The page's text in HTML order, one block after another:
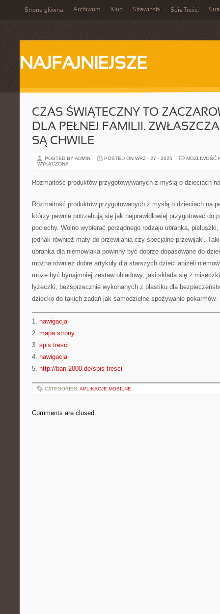
Strona główna Archiwum Klub Skawinski Spis Treści
NAJFAJNIEJSZE
CZAS ŚWIĄTECZNY TO
DLA PEŁNEJ FAMILII.
SĄ CHWILE
POSTED BY ADMIN POSTED ON WRZ - 27 - 2025
MOŻLIWOŚĆ
WYŁĄCZONA
Rozmaitość produktów przygotowywanych z myślą o dzieciach
Rozmaitość produktów przygotowanych z myślą o dzieciach na
którzy pewnie potrzebują się jak najprawidłowiej przygotować do
pociechy. Wolno wybierać porządnego rodzaju ubranka,
jednak również maty do przewijania czy specjalne przewijaki.
ubranka dla niemowlaka powinny być dobrze dopasowane do
można również dobre artykuły dla starszych dzieci aniżeli
może być bynajmniej zestaw obiadowy, jaki składa się z
łyżeczki, bezsprzecznie wykonanych z plastiku dla
dziecko do takich zadań jak samodzielne spożywanie pokarmów.
1. nawigacja
2. mapa strony
3. spis tresci
4. nawigacja
5. http://ban-2000.de/spis-tresci
CATEGORIES: APLIKACJE MOBILNE
Comments are closed.